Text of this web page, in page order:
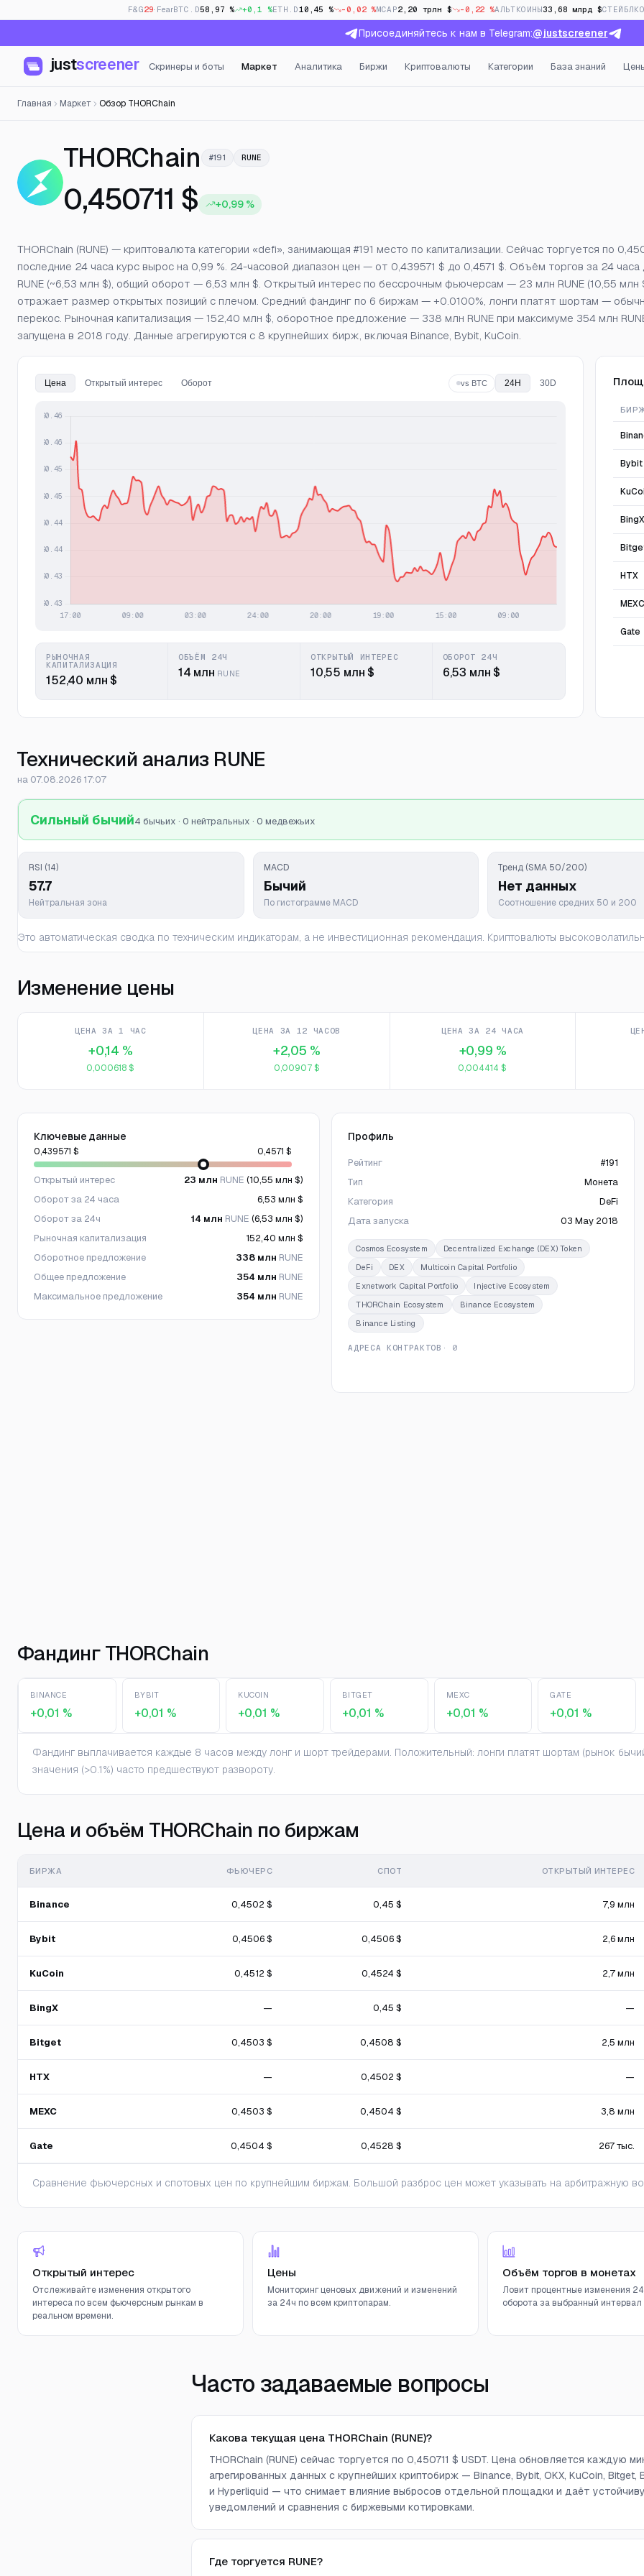
F&G29· FearBTC.D58,97 % +0,1 %ETH.D10,45 % -0,02 %MCAP2,20 трлн $ -0,22 %АЛЬТКОИНЫ33,68 млрд $
Присоединяйтесь к нам в Telegram:@justscreener
justscreener Скринеры и боты Маркет Аналитика Биржи Криптовалюты Категории База знаний
Главная Маркет Обзор THORChain
THORChain — Цена, открытый интерес и
#191 RUNE
0,450711 $ +0,99 %
THORChain (RUNE) — криптовалюта категории «defi», занимающая #191 место по капитализации. Сейчас торгуется по
последние 24 часа курс вырос на 0,99 %. 24-часовой диапазон цен — от 0,439571 $ до 0,4571 $. Объём торгов за 24 часа
RUNE (~6,53 млн $), общий оборот — 6,53 млн $. Открытый интерес по бессрочным фьючерсам — 23 млн RUNE (10,55 млн
отражает размер открытых позиций с плечом. Средний фандинг по 6 биржам — +0.0100%, лонги платят шортам —
перекос. Рыночная капитализация — 152,40 млн $, оборотное предложение — 338 млн RUNE при максимуме 354 млн
запущена в 2018 году. Данные агрегируются с 8 крупнейших бирж, включая Binance, Bybit, KuCoin.
Цена Открытый интерес Оборот vs BTC 24H 30D
РЫНОЧНАЯ
КАПИТАЛИЗАЦИЯ
152,40 млн $
ОБЪЁМ 24Ч
14 млн RUNE
ОТКРЫТЫЙ ИНТЕРЕС
10,55 млн $
ОБОРОТ 24Ч
6,53 млн $
Bybit
BingX
HTX
MEXC
Gate
Технический анализ RUNE
на 07.08.2026 17:07
Сильный бычий4 бычьих · 0 нейтральных · 0 медвежьих
RSI (14)
57.7
Нейтральная зона
MACD
Бычий
По гистограмме MACD
Тренд (SMA 50/200)
Нет данных
Соотношение средних 50 и 200
Это автоматическая сводка по техническим индикаторам, а не инвестиционная рекомендация. Криптовалюты
Изменение цены
ЦЕНА ЗА 1 ЧАС
+0,14 %
0,000618 $
ЦЕНА ЗА 12 ЧАСОВ
+2,05 %
0,00907 $
ЦЕНА ЗА 24 ЧАСА
+0,99 %
0,004414 $
Ключевые данные
0,439571 $ 0,4571 $
Открытый интерес 23 млн RUNE (10,55 млн $)
Оборот за 24 часа
6,53 млн $
Оборот за 24ч
14 млн RUNE (6,53 млн $)
Рыночная капитализация
152,40 млн $
Оборотное предложение
338 млн RUNE
Общее предложение
354 млн RUNE
Максимальное предложение
354 млн RUNE
Профиль
Рейтинг
#191
Тип
Монета
Категория
DeFi
Дата запуска
03 May 2018
Cosmos Ecosystem
Decentralized Exchange (DEX) Token
DeFi
DEX
Multicoin Capital Portfolio
Exnetwork Capital Portfolio
Injective Ecosystem
THORChain Ecosystem
Binance Ecosystem
Binance Listing
АДРЕСА КОНТРАКТОВ · 0
Фандинг THORChain
BINANCE
+0,01 %
BYBIT
+0,01 %
KUCOIN
+0,01 %
BITGET
+0,01 %
MEXC
+0,01 %
GATE
+0,01 %
Фандинг выплачивается каждые 8 часов между лонг и шорт трейдерами. Положительный: лонги платят шортам (рынок
значения (>0.1%) часто предшествуют развороту.
Цена и объём THORChain по биржам
БИРЖА ФЬЮЧЕРС СПОТ ОТКРЫТЫЙ ИНТЕРЕС
Binance 0,4502 $ 0,45 $ 7,9 млн
Bybit 0,4506 $ 0,4506 $ 2,6 млн
KuCoin 0,4512 $ 0,4524 $ 2,7 млн
BingX — 0,45 $ —
Bitget 0,4503 $ 0,4508 $ 2,5 млн
HTX — 0,4502 $ —
MEXC 0,4503 $ 0,4504 $ 3,8 млн
Gate 0,4504 $ 0,4528 $ 267 тыс.
Сравнение фьючерсных и спотовых цен по крупнейшим биржам. Большой разброс цен может указывать на арбитражную
Открытый интерес
Отслеживайте изменения открытого
интереса по всем фьючерсным рынкам в
реальном времени.
Цены
Мониторинг ценовых движений и изменений
за 24ч по всем криптопарам.
Объём торгов в монетах
Ловит процентные изменения
оборота за выбранный интервал
Часто задаваемые вопросы
Какова текущая цена THORChain (RUNE)?
THORChain (RUNE) сейчас торгуется по 0,450711 $ USDT. Цена обновляется каждую
агрегированных данных с крупнейших криптобирж — Binance, Bybit, OKX, KuCoin, Bitget,
и Hyperliquid — что снимает влияние выбросов отдельной площадки и даёт
уведомлений и сравнения с биржевыми котировками.
Где торгуется RUNE?